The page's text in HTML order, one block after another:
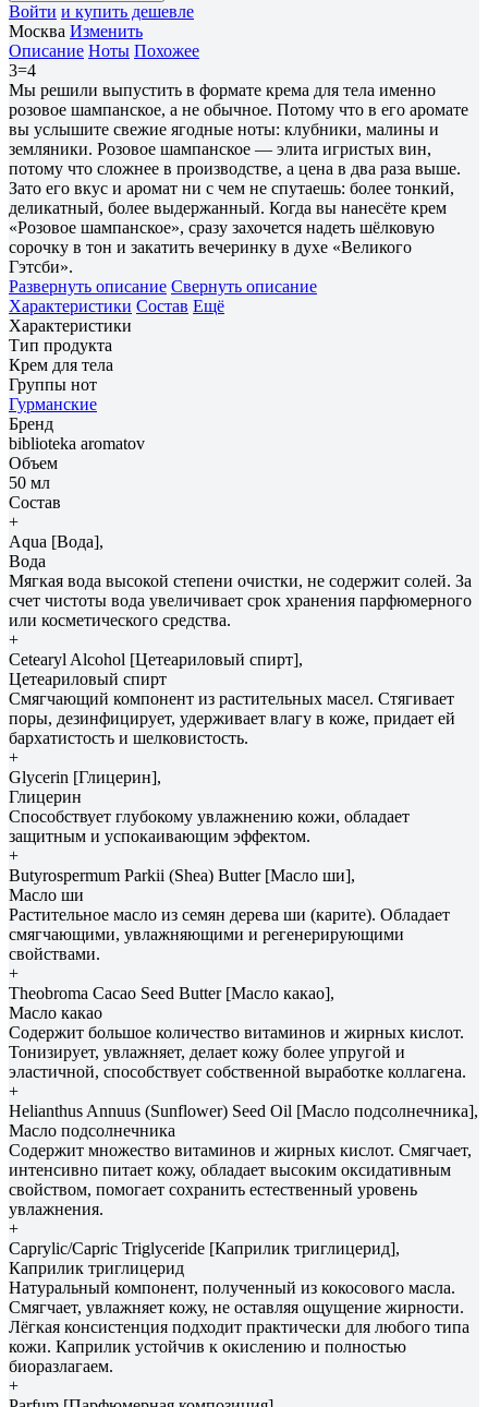
Войти и купить дешевле
Москва Изменить
Описание Ноты Похожее
3=4
Мы решили выпустить в формате крема для тела именно
розовое шампанское, а не обычное. Потому что в его аромате
вы услышите свежие ягодные ноты: клубники, малины и
земляники. Розовое шампанское — элита игристых вин,
потому что сложнее в производстве, а цена в два раза выше.
Зато его вкус и аромат ни с чем не спутаешь: более тонкий,
деликатный, более выдержанный. Когда вы нанесёте крем
«Розовое шампанское», сразу захочется надеть шёлковую
сорочку в тон и закатить вечеринку в духе «Великого
Гэтсби».
Развернуть описание Свернуть описание
Характеристики Состав Ещё
Характеристики
Тип продукта
Крем для тела
Группы нот
Гурманские
Бренд
biblioteka aromatov
Объем
50 мл
Состав
+
Aqua [Вода],
Вода
Мягкая вода высокой степени очистки, не содержит солей. За
счет чистоты вода увеличивает срок хранения парфюмерного
или косметического средства.
+
Cetearyl Alcohol [Цетеариловый спирт],
Цетеариловый спирт
Смягчающий компонент из растительных масел. Стягивает
поры, дезинфицирует, удерживает влагу в коже, придает ей
бархатистость и шелковистость.
+
Glycerin [Глицерин],
Глицерин
Способствует глубокому увлажнению кожи, обладает
защитным и успокаивающим эффектом.
+
Butyrospermum Parkii (Shea) Butter [Масло ши],
Масло ши
Растительное масло из семян дерева ши (карите). Обладает
смягчающими, увлажняющими и регенерирующими
свойствами.
+
Theobroma Сacao Seed Butter [Масло какао],
Масло какао
Содержит большое количество витаминов и жирных кислот.
Тонизирует, увлажняет, делает кожу более упругой и
эластичной, способствует собственной выработке коллагена.
+
Helianthus Annuus (Sunflower) Seed Oil [Масло подсолнечника],
Масло подсолнечника
Содержит множество витаминов и жирных кислот. Смягчает,
интенсивно питает кожу, обладает высоким оксидативным
свойством, помогает сохранить естественный уровень
увлажнения.
+
Caprylic/Capric Triglyceride [Каприлик триглицерид],
Каприлик триглицерид
Натуральный компонент, полученный из кокосового масла.
Смягчает, увлажняет кожу, не оставляя ощущение жирности.
Лёгкая консистенция подходит практически для любого типа
кожи. Каприлик устойчив к окислению и полностью
биоразлагаем.
+